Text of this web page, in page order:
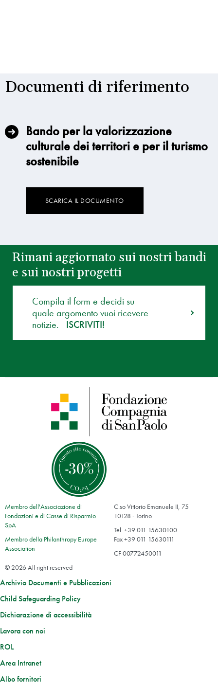
Documenti di riferimento
Bando per la valorizzazione
culturale dei territori e per il turismo
sostenibile
SCARICA IL DOCUMENTO
Rimani aggiornato sui nostri bandi
e sui nostri progetti
Compila il form e decidi su
quale argomento vuoi ricevere
notizie.
ISCRIVITI!
Membro dell'Associazione di
Fondazioni e di Casse di Risparmio
SpA
Membro della Philanthropy Europe
Association
C.so Vittorio Emanuele II, 75
10128 - Torino
Tel. +39 011 15630100
Fax +39 011 15630111
CF 00772450011
© 2026 All right reserved
Archivio Documenti e Pubblicazioni
Child Safeguarding Policy
Dichiarazione di accessibilità
Lavora con noi
ROL
Area Intranet
Albo fornitori